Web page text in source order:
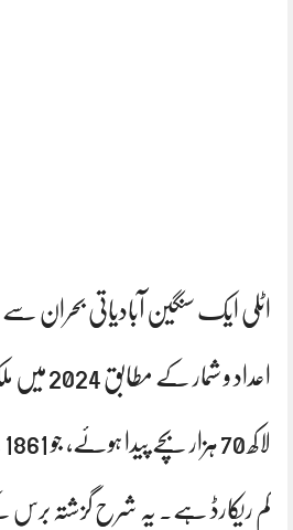
اٹلی ایک سنگین آبادیاتی بحران